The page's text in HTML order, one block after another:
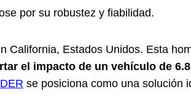
por su robustez y fiabilidad.
California, Estados Unidos. Esta
el impacto de un vehículo de
se posiciona como una solución